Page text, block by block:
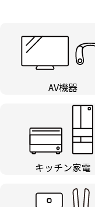
AV機器
キッチン家電